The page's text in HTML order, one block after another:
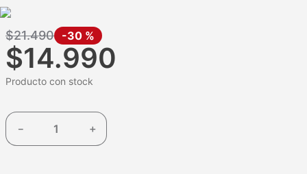
$21.490 -30 %
$14.990
Producto con stock
＋
－